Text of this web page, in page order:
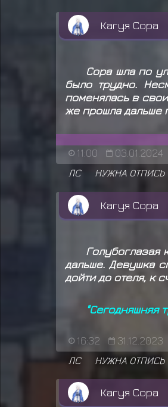
Кагуя Сора
Сора шла по
было трудно.
поменялась в
же прошла дальше
11:00 03.01.2024
ЛС НУЖНА ОТПИСЬ
Кагуя Сора
Голубоглазая
дальше. Девушка
дойти до отеля, к
"Сегодняшняя
16:32 31.12.2023
ЛС НУЖНА ОТПИСЬ
Кагуя Сора